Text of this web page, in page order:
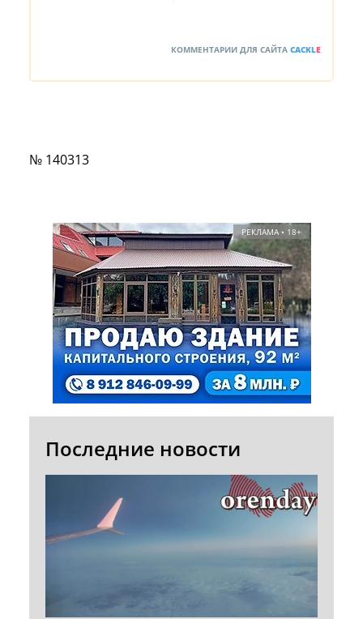
КОММЕНТАРИИ ДЛЯ САЙТА CACKLE
№ 140313
РЕКЛАМА • 18+
Последние новости